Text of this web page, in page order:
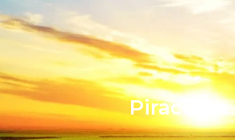
Piracema